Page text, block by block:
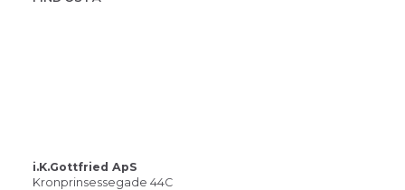
i.K.Gottfried ApS
Kronprinsessegade 44C